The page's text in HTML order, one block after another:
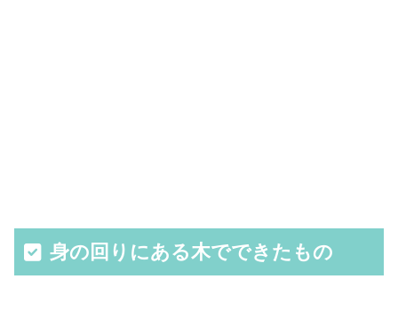
身の回りにある木でできたもの